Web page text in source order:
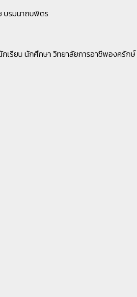
บรมนาถบพิตร
เรียน นักศึกษา วิทยาลัยการอาชีพองครักษ์